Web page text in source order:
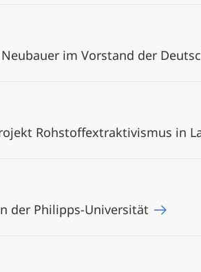
Neubauer im Vorstand der
Roh­stoffex­trak­ti­vis­mus in
der Philipps-Universität